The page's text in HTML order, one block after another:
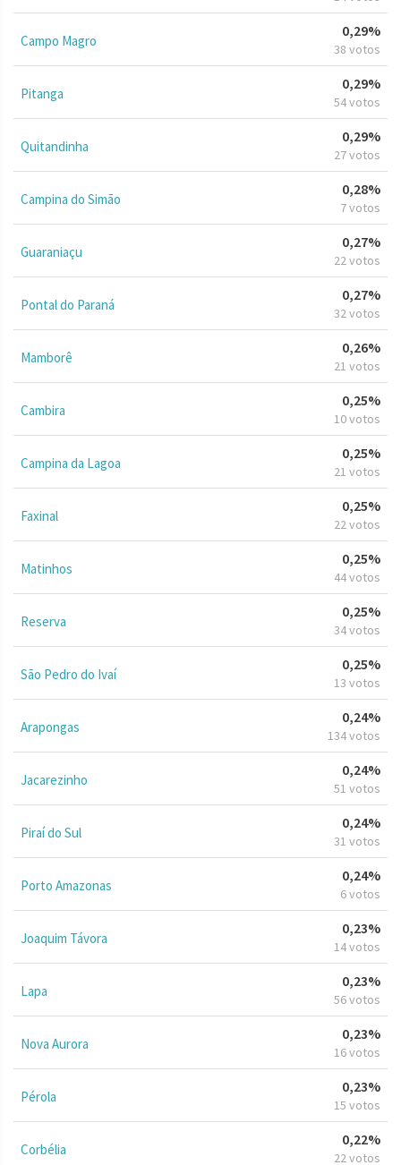
Campo Magro
0,29%
38 votos
Pitanga
0,29%
54 votos
Quitandinha
0,29%
27 votos
Campina do Simão
0,28%
7 votos
Guaraniaçu
0,27%
22 votos
Pontal do Paraná
0,27%
32 votos
Mamborê
0,26%
21 votos
Cambira
0,25%
10 votos
Campina da Lagoa
0,25%
21 votos
Faxinal
0,25%
22 votos
Matinhos
0,25%
44 votos
Reserva
0,25%
34 votos
São Pedro do Ivaí
0,25%
13 votos
Arapongas
0,24%
134 votos
Jacarezinho
0,24%
51 votos
Piraí do Sul
0,24%
31 votos
Porto Amazonas
0,24%
6 votos
Joaquim Távora
0,23%
14 votos
Lapa
0,23%
56 votos
Nova Aurora
0,23%
16 votos
Pérola
0,23%
15 votos
Corbélia
0,22%
22 votos